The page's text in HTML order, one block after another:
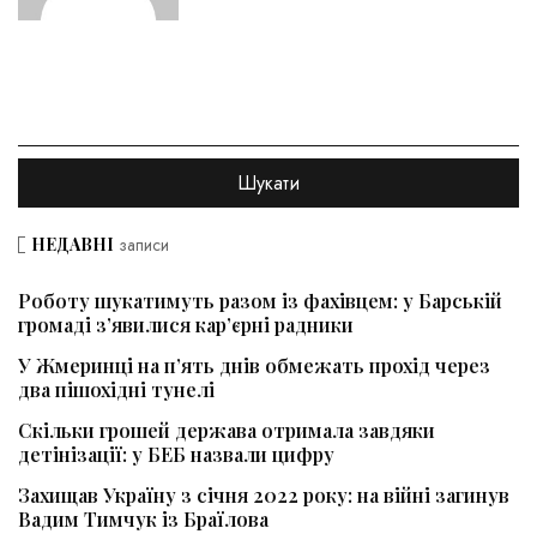
НЕДАВНІ записи
Роботу шукатимуть разом із фахівцем: у Барській
громаді з’явилися кар’єрні радники
У Жмеринці на п’ять днів обмежать прохід через
два пішохідні тунелі
Скільки грошей держава отримала завдяки
детінізації: у БЕБ назвали цифру
Захищав Україну з січня 2022 року: на війні загинув
Вадим Тимчук із Браїлова